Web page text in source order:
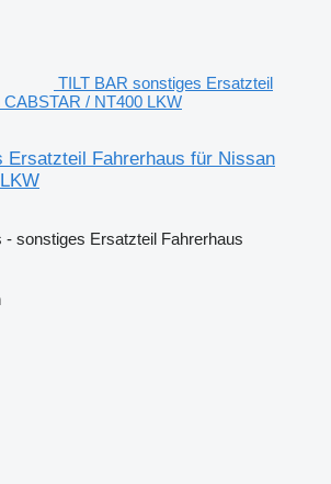
TILT BAR sonstiges Ersatzteil
/ NT400 LKW
Ersatzteil Fahrerhaus für Nissan
- sonstiges Ersatzteil Fahrerhaus